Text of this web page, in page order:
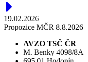
19.02.2026
Propozice MČR 8.8.2026
AVZO TSČ ČR
M. Benky 4098/8A